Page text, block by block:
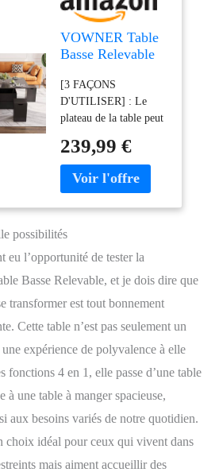
VOWNER Table
Basse Relevable
Multifonctionnelle
4 en 1, Noir
[3 FAÇONS
D'UTILISER] : Le
plateau de la table peut
différentes directions
pour offrir deux
espaces d'utilisation
à votre famille,
d'utiliser la table
le plus grand peut être
tourné à 180 degrés
donc non seulement
d'une table
fonctionnelle dans le
bureau à domicile ou
d'une table à manger.
ROBUSTE ET
DURABLE] : Châssis
239,99 €
possibilités
eu l’opportunité de tester la
Basse Relevable, et je dois dire que
transformer est tout bonnement
Cette table n’est pas seulement un
une expérience de polyvalence à elle
fonctions 4 en 1, elle passe d’une table
à une table à manger spacieuse,
aux besoins variés de notre quotidien.
choix idéal pour ceux qui vivent dans
mais aiment accueillir des